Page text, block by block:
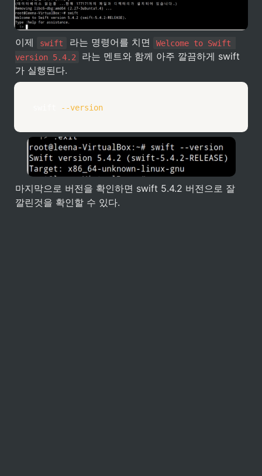
이제 swift 라는 명령어를 치면
Welcome to Swift
version 5.4.2
라는 멘트와 함께 아주 깔끔하게 swift
가 실행된다.
--version
마지막으로 버전을 확인하면 swift 5.4.2 버전으로 잘
깔린것을 확인할 수 있다.